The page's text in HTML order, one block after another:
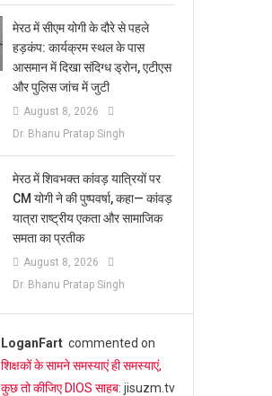
मेरठ में सीएम योगी के दौरे से पहले
हड़कंप: कार्यक्रम स्थल के पास
आसमान में दिखा संदिग्ध ड्रोन, एटीएस
और पुलिस जांच में जुटी
August 8, 2026
Dr. Bhanu Pratap Singh
मेरठ में शिवभक्त कांवड़ यात्रियों पर
CM योगी ने की पुष्पवर्षा, कहा— कांवड़
यात्रा राष्ट्रीय एकता और सामाजिक
समता का प्रतीक
August 8, 2026
Dr. Bhanu Pratap Singh
LoganFartcommented on
शिक्षकों के सामने समस्याएं ही समस्याएं,
कुछ तो कीजिए DIOS साहब: jisuzm.tv